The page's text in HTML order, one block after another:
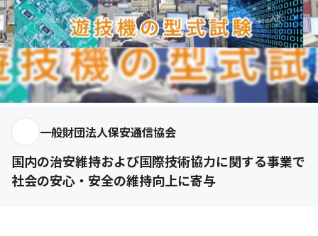
一般財団法人保安通信協会
国内の治安維持および国際技術協力に関する事業で
社会の安心・安全の維持向上に寄与